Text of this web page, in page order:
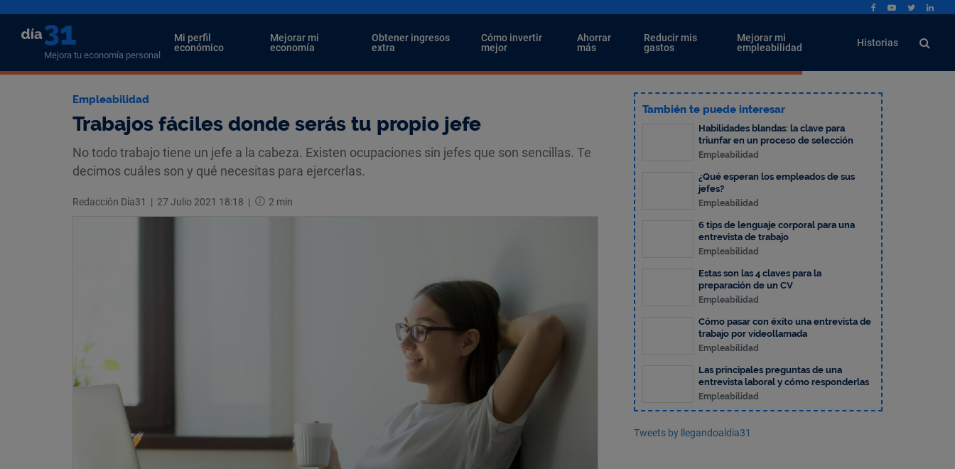
Mejora tu economía personal
Mi perfil
económico
Mejorar mi
economía
Obtener ingresos
extra
Cómo invertir
mejor
Ahorrar
más
Reducir mis
gastos
Mejorar mi
empleabilidad
Historias
Empleabilidad
Trabajos fáciles donde serás tu propio jefe
No todo trabajo tiene un jefe a la cabeza. Existen ocupaciones sin jefes que son sencillas. Te
decimos cuáles son y qué necesitas para ejercerlas.
Redacción Día31 | 27 Julio 2021 18:18 | 2 min
También te puede interesar
Habilidades blandas: la clave para
triunfar en un proceso de selección
Empleabilidad
¿Qué esperan los empleados de sus
jefes?
Empleabilidad
6 tips de lenguaje corporal para una
entrevista de trabajo
Empleabilidad
Estas son las 4 claves para la
preparación de un CV
Empleabilidad
Cómo pasar con éxito una entrevista de
trabajo por vídeollamada
Empleabilidad
Las principales preguntas de una
entrevista laboral y cómo responderlas
Empleabilidad
Tweets by llegandoaldia31